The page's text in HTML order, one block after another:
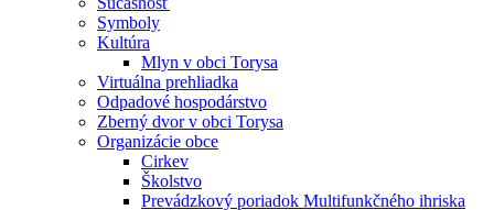
Symboly
Kultúra
Mlyn v obci Torysa
Virtuálna prehliadka
Odpadové hospodárstvo
Zberný dvor v obci Torysa
Organizácie obce
Cirkev
Školstvo
Prevádzkový poriadok Multifunkčného ihriska